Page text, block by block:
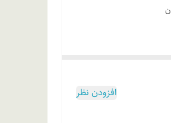
ریشه شیرین بیان، عصاره
افزودن نظر